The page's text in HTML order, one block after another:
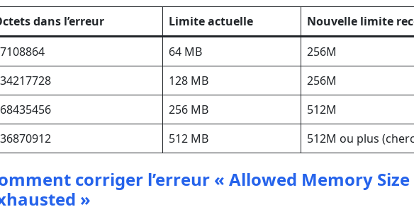
dans l’erreur Limite actuelle
Nouvelle limite
64 MB
256M
128 MB
256M
256 MB
512M
512 MB 512M ou plus
corriger l’erreur « Allowed Memory Size
»